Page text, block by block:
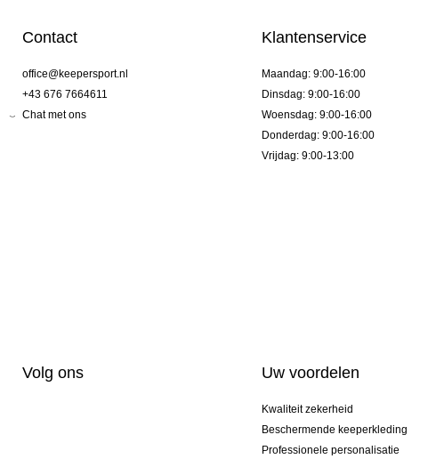
Contact
office@keepersport.nl
+43 676 7664611
Chat met ons
Klantenservice
Maandag: 9:00-16:00
Dinsdag: 9:00-16:00
Woensdag: 9:00-16:00
Donderdag: 9:00-16:00
Vrijdag: 9:00-13:00
Volg ons Uw voordelen
Kwaliteit zekerheid
Beschermende keeperkleding
Professionele personalisatie